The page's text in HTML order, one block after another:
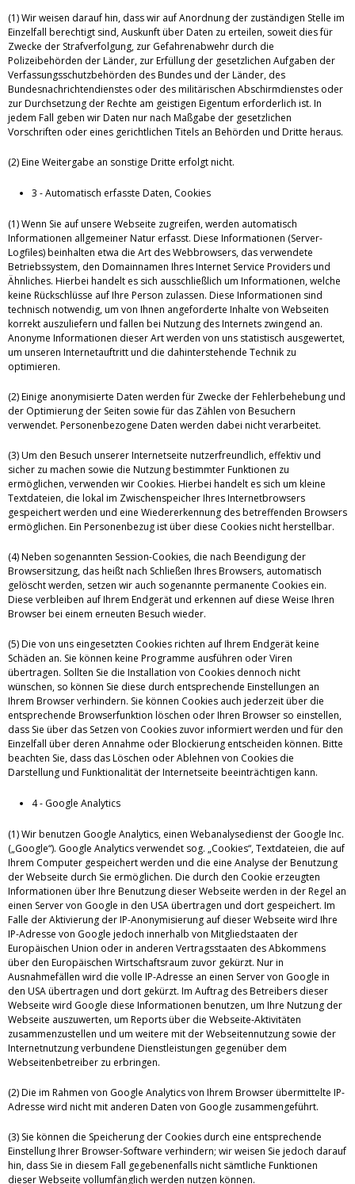
(1) Wir weisen darauf hin, dass wir auf Anordnung der zuständigen Stelle im
Einzelfall berechtigt sind, Auskunft über Daten zu erteilen, soweit dies für
Zwecke der Strafverfolgung, zur Gefahrenabwehr durch die
Polizeibehörden der Länder, zur Erfüllung der gesetzlichen Aufgaben der
Verfassungsschutzbehörden des Bundes und der Länder, des
Bundesnachrichtendienstes oder des militärischen Abschirmdienstes oder
zur Durchsetzung der Rechte am geistigen Eigentum erforderlich ist. In
jedem Fall geben wir Daten nur nach Maßgabe der gesetzlichen
Vorschriften oder eines gerichtlichen Titels an Behörden und Dritte heraus.
(2) Eine Weitergabe an sonstige Dritte erfolgt nicht.
3 - Automatisch erfasste Daten, Cookies
(1) Wenn Sie auf unsere Webseite zugreifen, werden automatisch
Informationen allgemeiner Natur erfasst. Diese Informationen (Server-
Logfiles) beinhalten etwa die Art des Webbrowsers, das verwendete
Betriebssystem, den Domainnamen Ihres Internet Service Providers und
Ähnliches. Hierbei handelt es sich ausschließlich um Informationen, welche
keine Rückschlüsse auf Ihre Person zulassen. Diese Informationen sind
technisch notwendig, um von Ihnen angeforderte Inhalte von Webseiten
korrekt auszuliefern und fallen bei Nutzung des Internets zwingend an.
Anonyme Informationen dieser Art werden von uns statistisch ausgewertet,
um unseren Internetauftritt und die dahinterstehende Technik zu
optimieren.
(2) Einige anonymisierte Daten werden für Zwecke der Fehlerbehebung und
der Optimierung der Seiten sowie für das Zählen von Besuchern
verwendet. Personenbezogene Daten werden dabei nicht verarbeitet.
(3) Um den Besuch unserer Internetseite nutzerfreundlich, effektiv und
sicher zu machen sowie die Nutzung bestimmter Funktionen zu
ermöglichen, verwenden wir Cookies. Hierbei handelt es sich um kleine
Textdateien, die lokal im Zwischenspeicher Ihres Internetbrowsers
gespeichert werden und eine Wiedererkennung des betreffenden Browsers
ermöglichen. Ein Personenbezug ist über diese Cookies nicht herstellbar.
(4) Neben sogenannten Session-Cookies, die nach Beendigung der
Browsersitzung, das heißt nach Schließen Ihres Browsers, automatisch
gelöscht werden, setzen wir auch sogenannte permanente Cookies ein.
Diese verbleiben auf Ihrem Endgerät und erkennen auf diese Weise Ihren
Browser bei einem erneuten Besuch wieder.
(5) Die von uns eingesetzten Cookies richten auf Ihrem Endgerät keine
Schäden an. Sie können keine Programme ausführen oder Viren
übertragen. Sollten Sie die Installation von Cookies dennoch nicht
wünschen, so können Sie diese durch entsprechende Einstellungen an
Ihrem Browser verhindern. Sie können Cookies auch jederzeit über die
entsprechende Browserfunktion löschen oder Ihren Browser so einstellen,
dass Sie über das Setzen von Cookies zuvor informiert werden und für den
Einzelfall über deren Annahme oder Blockierung entscheiden können. Bitte
beachten Sie, dass das Löschen oder Ablehnen von Cookies die
Darstellung und Funktionalität der Internetseite beeinträchtigen kann.
4 - Google Analytics
(1) Wir benutzen Google Analytics, einen Webanalysedienst der Google Inc.
(„Google“). Google Analytics verwendet sog. „Cookies“, Textdateien, die auf
Ihrem Computer gespeichert werden und die eine Analyse der Benutzung
der Webseite durch Sie ermöglichen. Die durch den Cookie erzeugten
Informationen über Ihre Benutzung dieser Webseite werden in der Regel an
einen Server von Google in den USA übertragen und dort gespeichert. Im
Falle der Aktivierung der IP-Anonymisierung auf dieser Webseite wird Ihre
IP-Adresse von Google jedoch innerhalb von Mitgliedstaaten der
Europäischen Union oder in anderen Vertragsstaaten des Abkommens
über den Europäischen Wirtschaftsraum zuvor gekürzt. Nur in
Ausnahmefällen wird die volle IP-Adresse an einen Server von Google in
den USA übertragen und dort gekürzt. Im Auftrag des Betreibers dieser
Webseite wird Google diese Informationen benutzen, um Ihre Nutzung der
Webseite auszuwerten, um Reports über die Webseite-Aktivitäten
zusammenzustellen und um weitere mit der Webseitennutzung sowie der
Internetnutzung verbundene Dienstleistungen gegenüber dem
Webseitenbetreiber zu erbringen.
(2) Die im Rahmen von Google Analytics von Ihrem Browser übermittelte IP-
Adresse wird nicht mit anderen Daten von Google zusammengeführt.
(3) Sie können die Speicherung der Cookies durch eine entsprechende
Einstellung Ihrer Browser-Software verhindern; wir weisen Sie jedoch darauf
hin, dass Sie in diesem Fall gegebenenfalls nicht sämtliche Funktionen
dieser Webseite vollumfänglich werden nutzen können.